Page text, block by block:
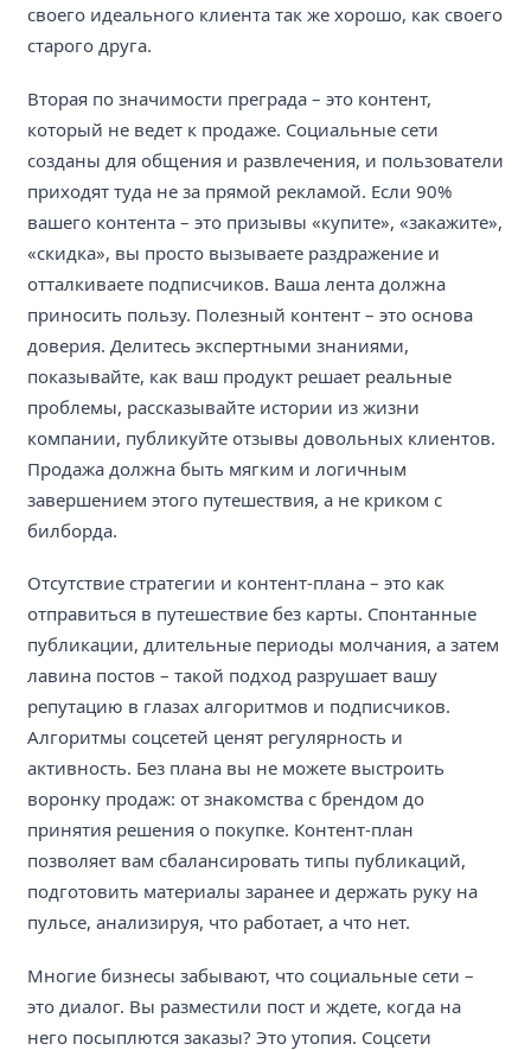
своего идеального клиента так же хорошо, как своего
старого друга.
Вторая по значимости преграда – это контент,
который не ведет к продаже. Социальные сети
созданы для общения и развлечения, и пользователи
приходят туда не за прямой рекламой. Если 90%
вашего контента – это призывы «купите», «закажите»,
«скидка», вы просто вызываете раздражение и
отталкиваете подписчиков. Ваша лента должна
приносить пользу. Полезный контент – это основа
доверия. Делитесь экспертными знаниями,
показывайте, как ваш продукт решает реальные
проблемы, рассказывайте истории из жизни
компании, публикуйте отзывы довольных клиентов.
Продажа должна быть мягким и логичным
завершением этого путешествия, а не криком с
билборда.
Отсутствие стратегии и контент-плана – это как
отправиться в путешествие без карты. Спонтанные
публикации, длительные периоды молчания, а затем
лавина постов – такой подход разрушает вашу
репутацию в глазах алгоритмов и подписчиков.
Алгоритмы соцсетей ценят регулярность и
активность. Без плана вы не можете выстроить
воронку продаж: от знакомства с брендом до
принятия решения о покупке. Контент-план
позволяет вам сбалансировать типы публикаций,
подготовить материалы заранее и держать руку на
пульсе, анализируя, что работает, а что нет.
Многие бизнесы забывают, что социальные сети –
это диалог. Вы разместили пост и ждете, когда на
него посыплются заказы? Это утопия. Соцсети